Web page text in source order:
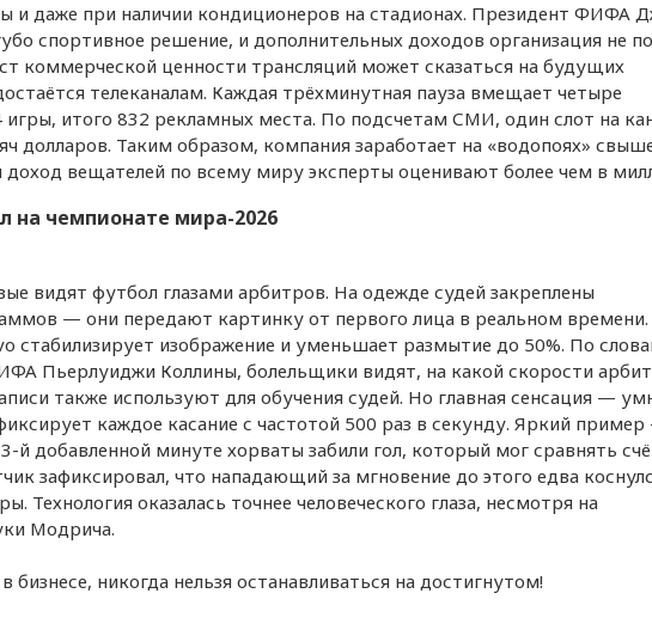
и даже при наличии кондиционеров на стадионах. Президент ФИФА
спортивное решение, и дополнительных доходов организация не
коммерческой ценности трансляций может сказаться на будущих
телеканалам. Каждая трёхминутная пауза вмещает четыре
итого 832 рекламных места. По подсчетам СМИ, один слот на
долларов. Таким образом, компания заработает на «водопоях»
вещателей по всему миру эксперты оценивают более чем в
на чемпионате мира-2026
видят футбол глазами арбитров. На одежде судей закреплены
— они передают картинку от первого лица в реальном времени.
стабилизирует изображение и уменьшает размытие до 50%. По
Пьерлуиджи Коллины, болельщики видят, на какой скорости
также используют для обучения судей. Но главная сенсация —
каждое касание с частотой 500 раз в секунду. Яркий
добавленной минуте хорваты забили гол, который мог сравнять
зафиксировал, что нападающий за мгновение до этого едва
Технология оказалась точнее человеческого глаза, несмотря на
Модрича.
бизнесе, никогда нельзя останавливаться на достигнутом!